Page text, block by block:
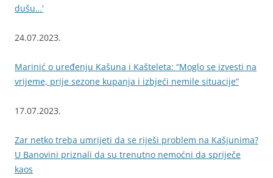
dušu…‘
24.07.2023.
Marinić o uređenju Kašuna i Kašteleta: “Moglo se izvesti na
vrijeme, prije sezone kupanja i izbjeći nemile situacije”
17.07.2023.
Zar netko treba umrijeti da se riješi problem na Kašjunima?
U Banovini priznali da su trenutno nemoćni da spriječe
kaos